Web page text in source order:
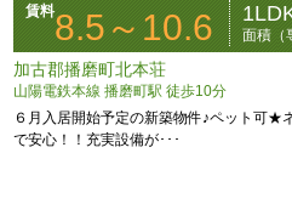
賃料8.5～10.6 面積（
加古郡播磨町北本荘
山陽電鉄本線 播磨町駅 徒歩10分
６月入居開始予定の新築物件♪ペット可★
で安心！！充実設備が･･･